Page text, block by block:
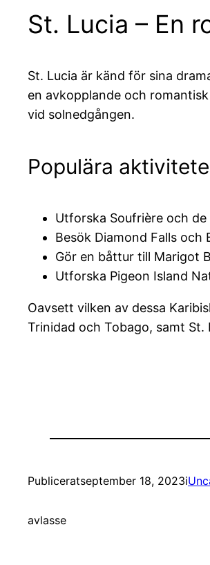
St. Lucia – En
St. Lucia är känd för sina
en avkopplande och
vid solnedgången.
Populära
Utforska Soufrière och
Besök Diamond Falls och
Gör en båttur till Marigot
Utforska Pigeon Island
Oavsett vilken av dessa
Trinidad och Tobago, samt
Publiceratseptember 18, 2023i
avlasse